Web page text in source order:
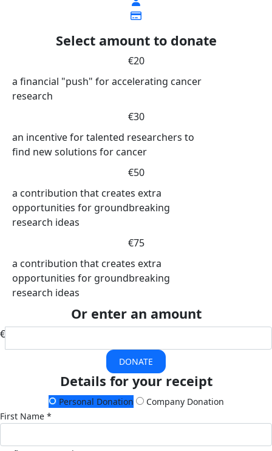
Select amount to donate
€20
a financial "push" for accelerating cancer
research
€30
an incentive for talented researchers to
find new solutions for cancer
€50
a contribution that creates extra
opportunities for groundbreaking
research ideas
€75
a contribution that creates extra
opportunities for groundbreaking
research ideas
Or enter an amount
€
DONATE
Details for your receipt
Personal Donation
Company Donation
First Name *